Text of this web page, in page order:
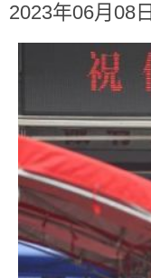
2023年06月08